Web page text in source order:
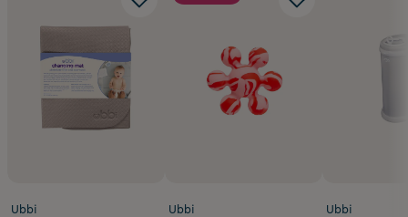
Ubbi
Ubbi
Ubbi